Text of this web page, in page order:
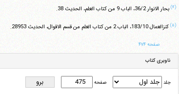
(۴) بحار الانوار ‏36/2، الباب 9 من کتاب العلم، الحدیث 38.
(۵) کنزالعمال ‏183/10، الباب 2 من کتاب العلم من قسم الاقوال، الحدیث 28953.
صفحه ۴۷۴
ناوبری کتاب
جلد صفحه